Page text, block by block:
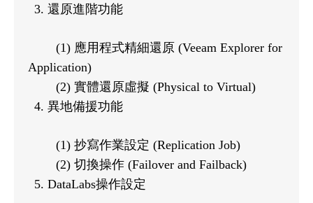
還原進階功能
(1) 應用程式精細還原 (Veeam Explorer for
Application)
(2) 實體還原虛擬 (Physical to Virtual)
異地備援功能
(1) 抄寫作業設定 (Replication Job)
(2) 切換操作 (Failover and Failback)
DataLabs操作設定